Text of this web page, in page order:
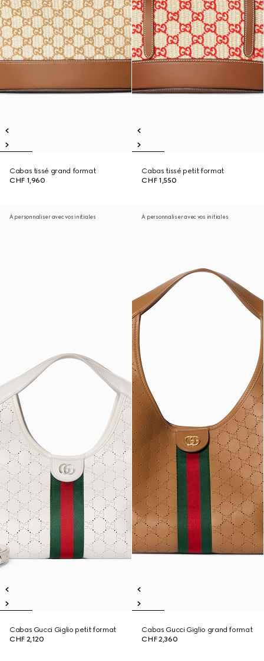
Cabas tissé grand format
CHF 1,960
Cabas tissé petit format
CHF 1,550
À personnaliser avec vos initiales
Cabas Gucci Giglio petit format
CHF 2,120
À personnaliser avec vos initiales
Cabas Gucci Giglio grand format
CHF 2,360